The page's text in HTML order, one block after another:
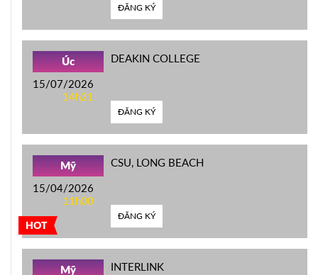
ĐĂNG KÝ
Úc
15/07/2026
14h21
DEAKIN COLLEGE
ĐĂNG KÝ
HOT
Mỹ
15/04/2026
11h00
CSU, LONG BEACH
ĐĂNG KÝ
Mỹ INTERLINK